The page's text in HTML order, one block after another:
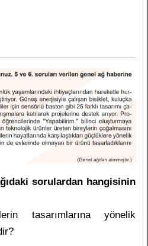
sorulardan hangisinin
tasarımlarına yönelik